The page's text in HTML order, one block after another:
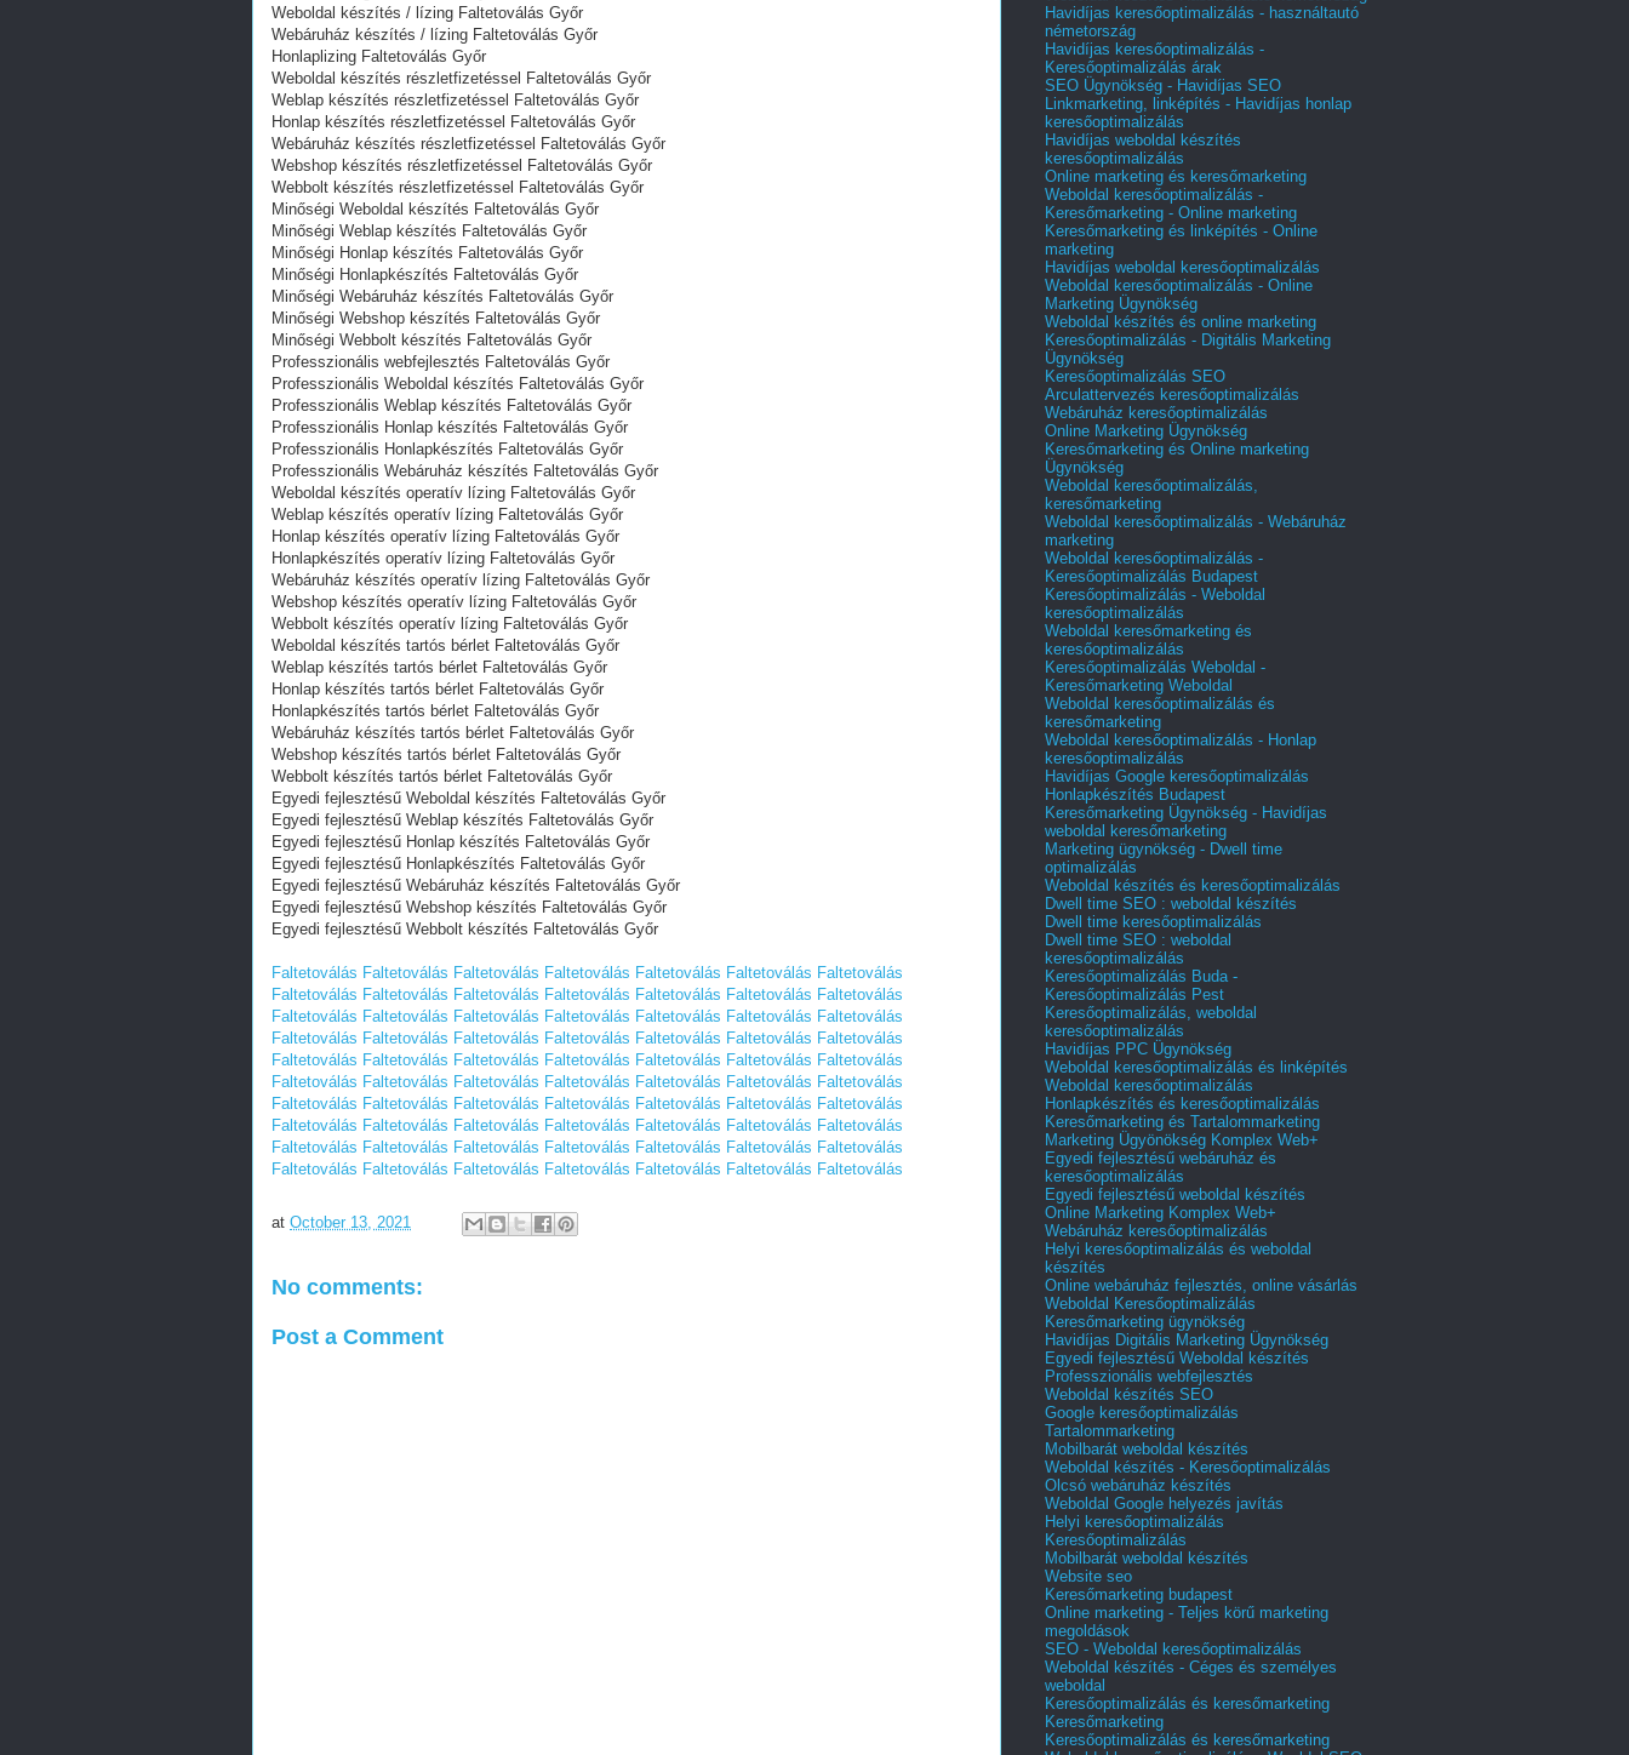
Weboldal készítés / lízing Faltetoválás Győr
Webáruház készítés / lízing Faltetoválás Győr
Honlaplizing Faltetoválás Győr
Weboldal készítés részletfizetéssel Faltetoválás Győr
Weblap készítés részletfizetéssel Faltetoválás Győr
Honlap készítés részletfizetéssel Faltetoválás Győr
Webáruház készítés részletfizetéssel Faltetoválás Győr
Webshop készítés részletfizetéssel Faltetoválás Győr
Webbolt készítés részletfizetéssel Faltetoválás Győr
Minőségi Weboldal készítés Faltetoválás Győr
Minőségi Weblap készítés Faltetoválás Győr
Minőségi Honlap készítés Faltetoválás Győr
Minőségi Honlapkészítés Faltetoválás Győr
Minőségi Webáruház készítés Faltetoválás Győr
Minőségi Webshop készítés Faltetoválás Győr
Minőségi Webbolt készítés Faltetoválás Győr
Professzionális webfejlesztés Faltetoválás Győr
Professzionális Weboldal készítés Faltetoválás Győr
Professzionális Weblap készítés Faltetoválás Győr
Professzionális Honlap készítés Faltetoválás Győr
Professzionális Honlapkészítés Faltetoválás Győr
Professzionális Webáruház készítés Faltetoválás Győr
Weboldal készítés operatív lízing Faltetoválás Győr
Weblap készítés operatív lízing Faltetoválás Győr
Honlap készítés operatív lízing Faltetoválás Győr
Honlapkészítés operatív lízing Faltetoválás Győr
Webáruház készítés operatív lízing Faltetoválás Győr
Webshop készítés operatív lízing Faltetoválás Győr
Webbolt készítés operatív lízing Faltetoválás Győr
Weboldal készítés tartós bérlet Faltetoválás Győr
Weblap készítés tartós bérlet Faltetoválás Győr
Honlap készítés tartós bérlet Faltetoválás Győr
Honlapkészítés tartós bérlet Faltetoválás Győr
Webáruház készítés tartós bérlet Faltetoválás Győr
Webshop készítés tartós bérlet Faltetoválás Győr
Webbolt készítés tartós bérlet Faltetoválás Győr
Egyedi fejlesztésű Weboldal készítés Faltetoválás Győr
Egyedi fejlesztésű Weblap készítés Faltetoválás Győr
Egyedi fejlesztésű Honlap készítés Faltetoválás Győr
Egyedi fejlesztésű Honlapkészítés Faltetoválás Győr
Egyedi fejlesztésű Webáruház készítés Faltetoválás Győr
Egyedi fejlesztésű Webshop készítés Faltetoválás Győr
Egyedi fejlesztésű Webbolt készítés Faltetoválás Győr
Faltetoválás Faltetoválás Faltetoválás Faltetoválás Faltetoválás Faltetoválás Faltetoválás
Faltetoválás Faltetoválás Faltetoválás Faltetoválás Faltetoválás Faltetoválás Faltetoválás
Faltetoválás Faltetoválás Faltetoválás Faltetoválás Faltetoválás Faltetoválás Faltetoválás
Faltetoválás Faltetoválás Faltetoválás Faltetoválás Faltetoválás Faltetoválás Faltetoválás
Faltetoválás Faltetoválás Faltetoválás Faltetoválás Faltetoválás Faltetoválás Faltetoválás
Faltetoválás Faltetoválás Faltetoválás Faltetoválás Faltetoválás Faltetoválás Faltetoválás
Faltetoválás Faltetoválás Faltetoválás Faltetoválás Faltetoválás Faltetoválás Faltetoválás
Faltetoválás Faltetoválás Faltetoválás Faltetoválás Faltetoválás Faltetoválás Faltetoválás
Faltetoválás Faltetoválás Faltetoválás Faltetoválás Faltetoválás Faltetoválás Faltetoválás
Faltetoválás Faltetoválás Faltetoválás Faltetoválás Faltetoválás Faltetoválás Faltetoválás
at October 13, 2021
No comments:
Post a Comment
Havidíjas keresőoptimalizálás - használtautó
németország
Havidíjas keresőoptimalizálás -
Keresőoptimalizálás árak
SEO Ügynökség - Havidíjas SEO
Linkmarketing, linképítés - Havidíjas honlap
keresőoptimalizálás
Havidíjas weboldal készítés
keresőoptimalizálás
Online marketing és keresőmarketing
Weboldal keresőoptimalizálás -
Keresőmarketing - Online marketing
Keresőmarketing és linképítés - Online
marketing
Havidíjas weboldal keresőoptimalizálás
Weboldal keresőoptimalizálás - Online
Marketing Ügynökség
Weboldal készítés és online marketing
Keresőoptimalizálás - Digitális Marketing
Ügynökség
Keresőoptimalizálás SEO
Arculattervezés keresőoptimalizálás
Webáruház keresőoptimalizálás
Online Marketing Ügynökség
Keresőmarketing és Online marketing
Ügynökség
Weboldal keresőoptimalizálás,
keresőmarketing
Weboldal keresőoptimalizálás - Webáruház
marketing
Weboldal keresőoptimalizálás -
Keresőoptimalizálás Budapest
Keresőoptimalizálás - Weboldal
keresőoptimalizálás
Weboldal keresőmarketing és
keresőoptimalizálás
Keresőoptimalizálás Weboldal -
Keresőmarketing Weboldal
Weboldal keresőoptimalizálás és
keresőmarketing
Weboldal keresőoptimalizálás - Honlap
keresőoptimalizálás
Havidíjas Google keresőoptimalizálás
Honlapkészítés Budapest
Keresőmarketing Ügynökség - Havidíjas
weboldal keresőmarketing
Marketing ügynökség - Dwell time
optimalizálás
Weboldal készítés és keresőoptimalizálás
Dwell time SEO : weboldal készítés
Dwell time keresőoptimalizálás
Dwell time SEO : weboldal
keresőoptimalizálás
Keresőoptimalizálás Buda -
Keresőoptimalizálás Pest
Keresőoptimalizálás, weboldal
keresőoptimalizálás
Havidíjas PPC Ügynökség
Weboldal keresőoptimalizálás és linképítés
Weboldal keresőoptimalizálás
Honlapkészítés és keresőoptimalizálás
Keresőmarketing és Tartalommarketing
Marketing Ügyönökség Komplex Web+
Egyedi fejlesztésű webáruház és
keresőoptimalizálás
Egyedi fejlesztésű weboldal készítés
Online Marketing Komplex Web+
Webáruház keresőoptimalizálás
Helyi keresőoptimalizálás és weboldal
készítés
Online webáruház fejlesztés, online vásárlás
Weboldal Keresőoptimalizálás
Keresőmarketing ügynökség
Havidíjas Digitális Marketing Ügynökség
Egyedi fejlesztésű Weboldal készítés
Professzionális webfejlesztés
Weboldal készítés SEO
Google keresőoptimalizálás
Tartalommarketing
Mobilbarát weboldal készítés
Weboldal készítés - Keresőoptimalizálás
Olcsó webáruház készítés
Weboldal Google helyezés javítás
Helyi keresőoptimalizálás
Keresőoptimalizálás
Mobilbarát weboldal készítés
Website seo
Keresőmarketing budapest
Online marketing - Teljes körű marketing
megoldások
SEO - Weboldal keresőoptimalizálás
Weboldal készítés - Céges és személyes
weboldal
Keresőoptimalizálás és keresőmarketing
Keresőmarketing
Keresőoptimalizálás és keresőmarketing